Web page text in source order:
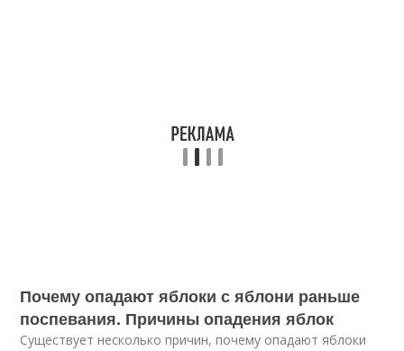
Почему опадают яблоки с яблони раньше
поспевания. Причины опадения яблок
Существует несколько причин, почему опадают яблоки